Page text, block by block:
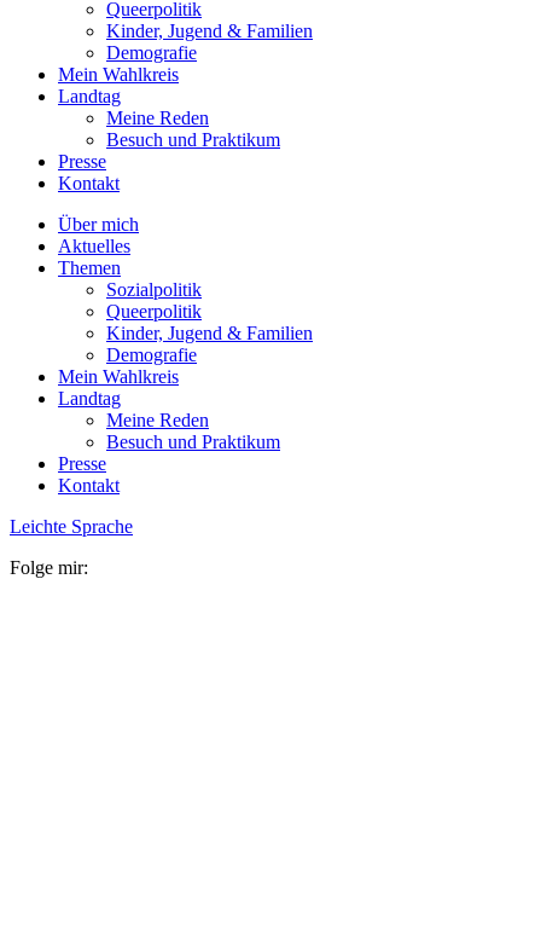
Queerpolitik
Kinder, Jugend & Familien
Demografie
Mein Wahlkreis
Landtag
Meine Reden
Besuch und Praktikum
Presse
Kontakt
Über mich
Aktuelles
Themen
Sozialpolitik
Queerpolitik
Kinder, Jugend & Familien
Demografie
Mein Wahlkreis
Landtag
Meine Reden
Besuch und Praktikum
Presse
Kontakt
Leichte Sprache
Folge mir: